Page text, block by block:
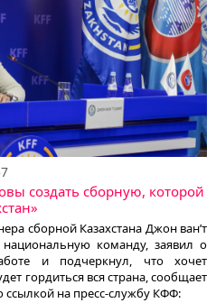
создать сборную, которой
сборной Казахстана Джон ван’т
команду, заявил о
и подчеркнул, что хочет
гордиться вся страна, сообщает
ссылкой на пресс-службу КФФ: